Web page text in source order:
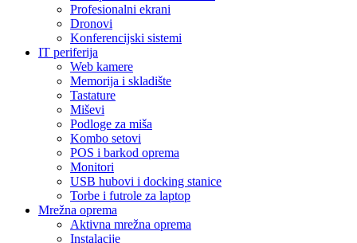
Profesionalni ekrani
Dronovi
Konferencijski sistemi
IT periferija
Web kamere
Memorija i skladište
Tastature
Miševi
Podloge za miša
Kombo setovi
POS i barkod oprema
Monitori
USB hubovi i docking stanice
Torbe i futrole za laptop
Mrežna oprema
Aktivna mrežna oprema
Instalacije